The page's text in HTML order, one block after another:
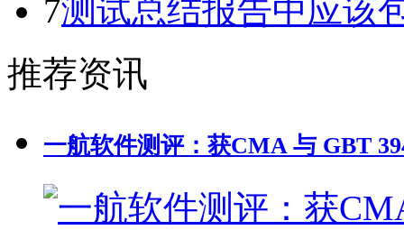
7测试总结报告中应该
推荐资讯
一航软件测评：获CMA 与 GBT